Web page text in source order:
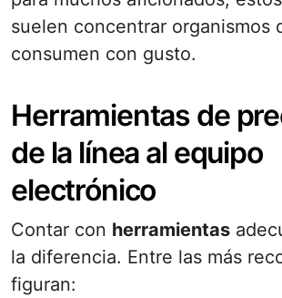
suelen concentrar organismos
consumen con gusto.
Herramientas de
de la línea al equipo
electrónico
Contar con herramientas
la diferencia. Entre las más
figuran: